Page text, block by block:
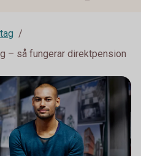
– så fungerar direktpension